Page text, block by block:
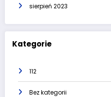
sierpień 2023
Kategorie
112
Bez kategorii